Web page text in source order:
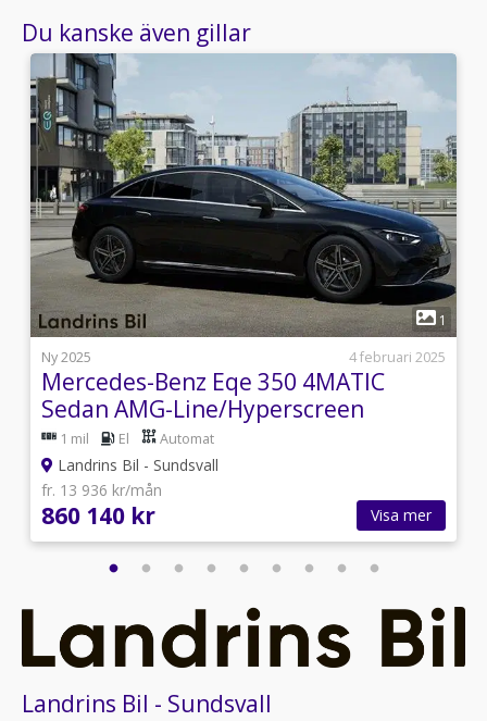
Du kanske även gillar
1
Ny 2025
4 februari 2025
Mercedes-Benz Eqe 350 4MATIC
Sedan AMG-Line/Hyperscreen
1 mil El Automat
Landrins Bil - Sundsvall
fr. 13 936 kr/mån
860 140 kr Visa mer
Landrins Bil - Sundsvall